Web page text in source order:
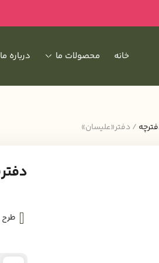
خانه محصولات ما درباره ما
/ دفتر«علیسان»
طرح 1